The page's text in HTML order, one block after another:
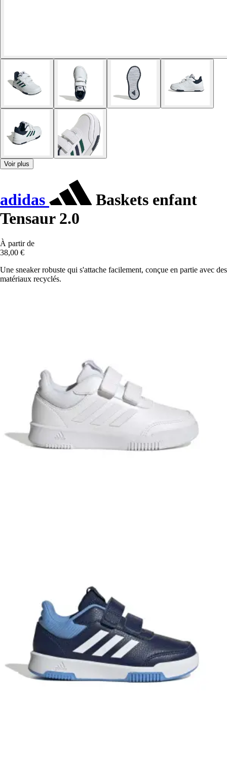
Voir plus
adidas
Baskets enfant
Tensaur 2.0
À partir de
38,00 €
Une sneaker robuste qui s'attache facilement, conçue en partie avec des
matériaux recyclés.